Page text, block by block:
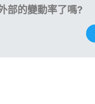
部的變動率了嗎?